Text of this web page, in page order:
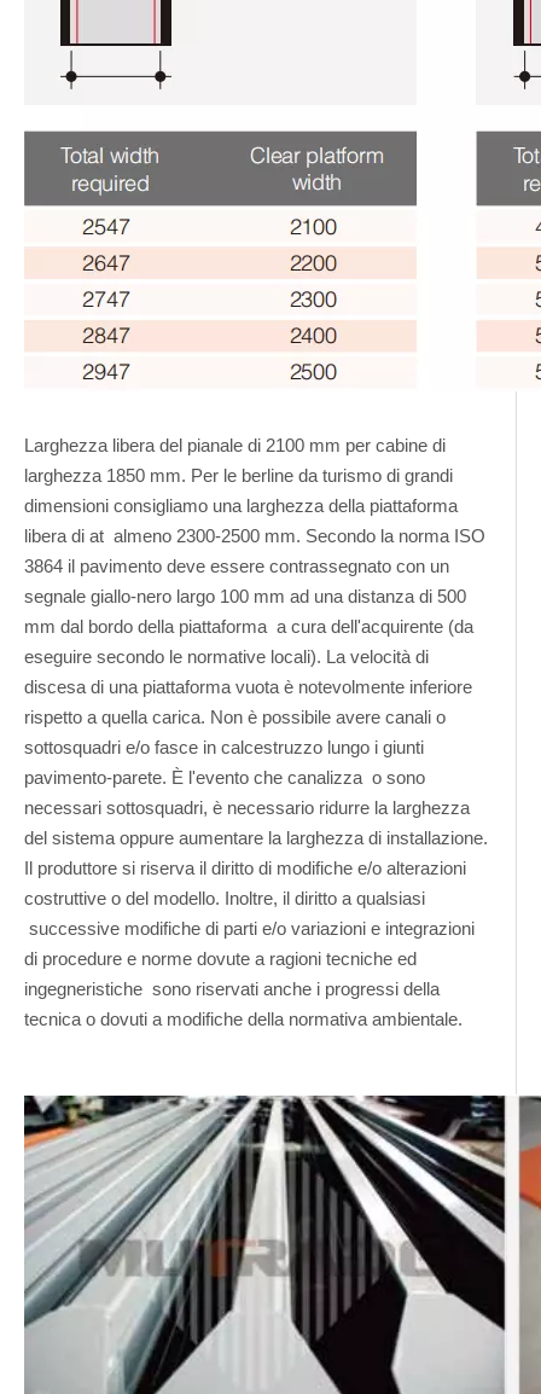
Larghezza libera del pianale di 2100 mm per cabine di
larghezza 1850 mm. Per le berline da turismo di grandi
dimensioni consigliamo una larghezza della piattaforma
libera di at almeno 2300-2500 mm. Secondo la norma ISO
3864 il pavimento deve essere contrassegnato con un
segnale giallo-nero largo 100 mm ad una distanza di 500
mm dal bordo della piattaforma a cura dell'acquirente (da
eseguire secondo le normative locali). La velocità di
discesa di una piattaforma vuota è notevolmente inferiore
rispetto a quella carica. Non è possibile avere canali o
sottosquadri e/o fasce in calcestruzzo lungo i giunti
pavimento-parete. È l'evento che canalizza o sono
necessari sottosquadri, è necessario ridurre la larghezza
del sistema oppure aumentare la larghezza di installazione.
Il produttore si riserva il diritto di modifiche e/o alterazioni
costruttive o del modello. Inoltre, il diritto a qualsiasi
successive modifiche di parti e/o variazioni e integrazioni
di procedure e norme dovute a ragioni tecniche ed
ingegneristiche sono riservati anche i progressi della
tecnica o dovuti a modifiche della normativa ambientale.